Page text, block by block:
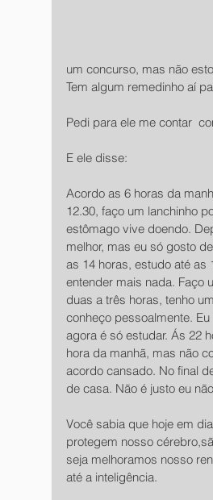
um concurso, mas não
Tem algum remedinho aí
Pedi para ele me contar
E ele disse:
Acordo as 6 horas da
12.30, faço um lanchinho
estômago vive doendo.
melhor, mas eu só gosto
as 14 horas, estudo até as
entender mais nada. Faço
duas a três horas, tenho
conheço pessoalmente.
agora é só estudar. Ás 22
hora da manhã, mas não
acordo cansado. No final
de casa. Não é justo eu
Você sabia que hoje em
protegem nosso
seja melhoramos nosso
até a inteligência.